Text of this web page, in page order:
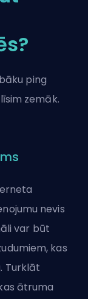
ping
zemāk.
nevis
var būt
kas
Turklāt
ātruma